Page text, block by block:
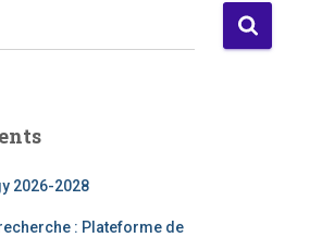
2026-2028
: Plateforme de